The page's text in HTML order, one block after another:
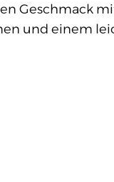
Geschmack
und einem